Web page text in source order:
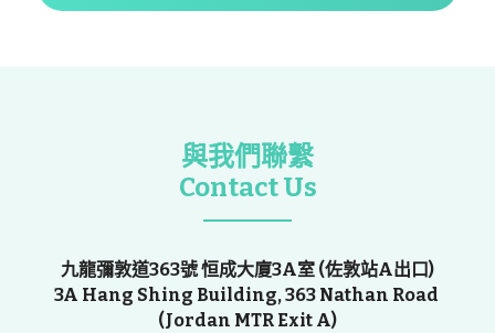
與我們聯繫
Contact Us
九龍彌敦道363號 恒成大廈3A室 (佐敦站A出口)
3A Hang Shing Building, 363 Nathan Road
(Jordan MTR Exit A)